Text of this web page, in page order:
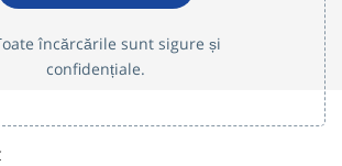
încărcările sunt sigure și
confidențiale.